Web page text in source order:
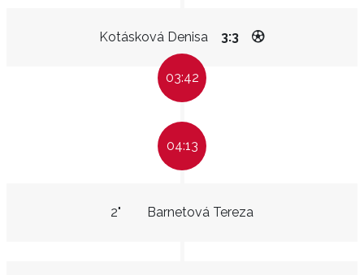
Kotásková Denisa 3:3
03:42
04:13
Barnetová Tereza
2"